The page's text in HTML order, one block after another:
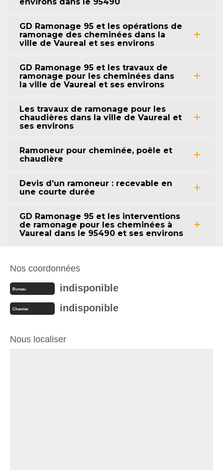
GD Ramonage 95 et les opérations de
ramonage des cheminées dans la
ville de Vaureal et ses environs
GD Ramonage 95 et les travaux de
ramonage pour les cheminées dans
la ville de Vaureal et ses environs
Les travaux de ramonage pour les
chaudières dans la ville de Vaureal et
ses environs
Ramoneur pour cheminée, poêle et
chaudière
Devis d’un ramoneur : recevable en
une courte durée
GD Ramonage 95 et les interventions
de ramonage pour les cheminées à
Vaureal dans le 95490 et ses environs
Nos coordonnées
Bureau indisponible
Chantier indisponible
Nous localiser